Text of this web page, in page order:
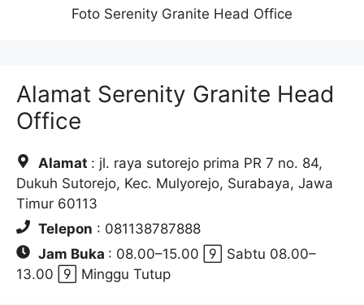
Foto Serenity Granite Head Office
Alamat Serenity Granite Head
Office
Alamat : jl. raya sutorejo prima PR 7 no. 84,
Dukuh Sutorejo, Kec. Mulyorejo, Surabaya, Jawa
Timur 60113
Telepon : 081138787888
Jam Buka : 08.00–15.00  Sabtu 08.00–
13.00  Minggu Tutup